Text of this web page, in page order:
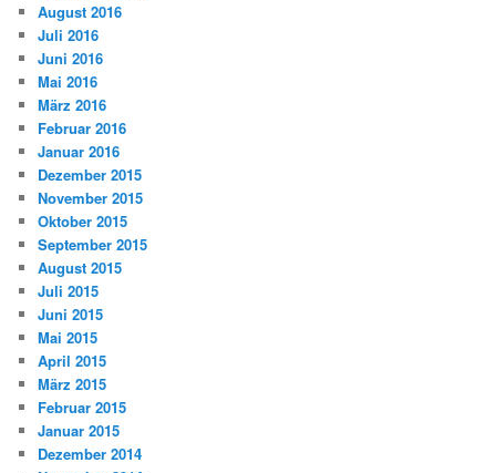
August 2016
Juli 2016
Juni 2016
Mai 2016
März 2016
Februar 2016
Januar 2016
Dezember 2015
November 2015
Oktober 2015
September 2015
August 2015
Juli 2015
Juni 2015
Mai 2015
April 2015
März 2015
Februar 2015
Januar 2015
Dezember 2014